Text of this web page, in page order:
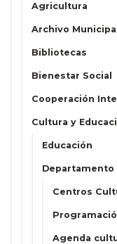
Agricultura
Archivo Municipal
Bibliotecas
Bienestar Social
Cooperación
Cultura y
Educación
Departamento
Centros
Agenda